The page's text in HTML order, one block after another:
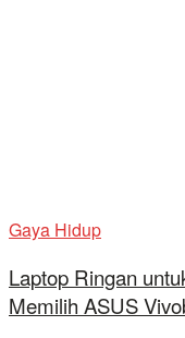
Gaya Hidup
Laptop Ringan
Memilih ASUS